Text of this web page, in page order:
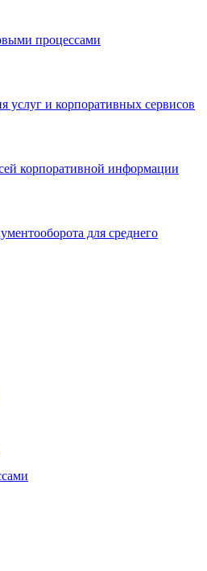
процессами
услуг и корпоративных сервисов
корпоративной информации
для среднего